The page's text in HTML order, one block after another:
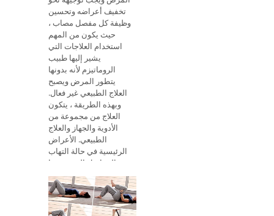
تخفيف أعراضه وتحسين
وظيفة كل مفصل مصاب ،
حيث يكون من المهم
استخدام العلاجات التي
يشير إليها طبيب
الروماتيزم لأنه بدونها
يتطور المرض ويصبح
العلاج الطبيعي غير فعال.
وبهذه الطريقة ، يتكون
العلاج من مجموعة من
الأدوية والجهاز والعلاج
الطبيعي. الأعراض
الرئيسية في حالة التهاب
المفاصل التي تسببها
الصدفية هي ألم وتصلب
المفصل ، وقد يكون هناك
تورم وتشوه في هذه
الحالة